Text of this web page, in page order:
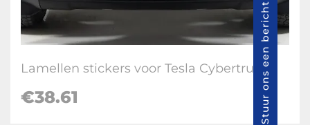
Lamellen stickers voor Tesla Cybertruck
€38.61 Stuur ons een bericht